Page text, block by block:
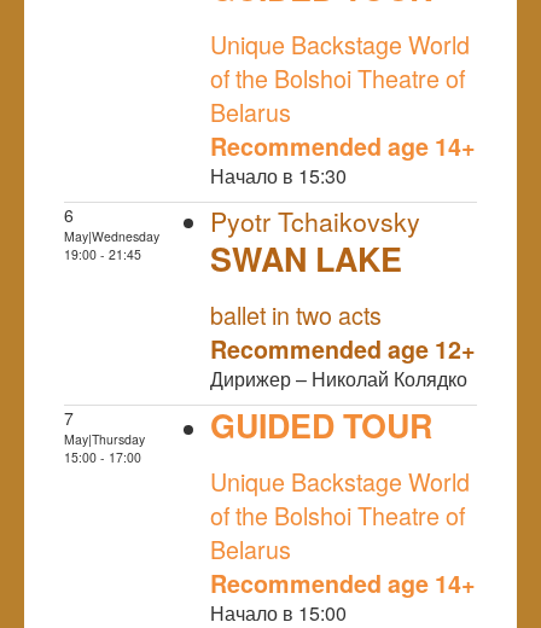
Unique Backstage World
of the Bolshoi Theatre of
Belarus
Recommended age 14+
Начало в 15:30
6
May|Wednesday
19:00 - 21:45
Pyotr Tchaikovsky
SWAN LAKE
ballet in two acts
Recommended age 12+
Дирижер – Николай Колядко
7
May|Thursday
15:00 - 17:00
GUIDED TOUR
Unique Backstage World
of the Bolshoi Theatre of
Belarus
Recommended age 14+
Начало в 15:00